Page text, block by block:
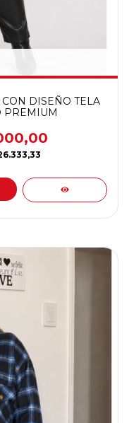
DISEÑO TELA
PREMIUM